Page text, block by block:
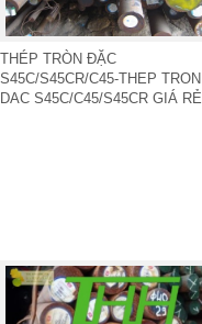
THÉP TRÒN ĐẶC
S45C/S45CR/C45-THEP TRON
DAC S45C/C45/S45CR GIÁ RẺ